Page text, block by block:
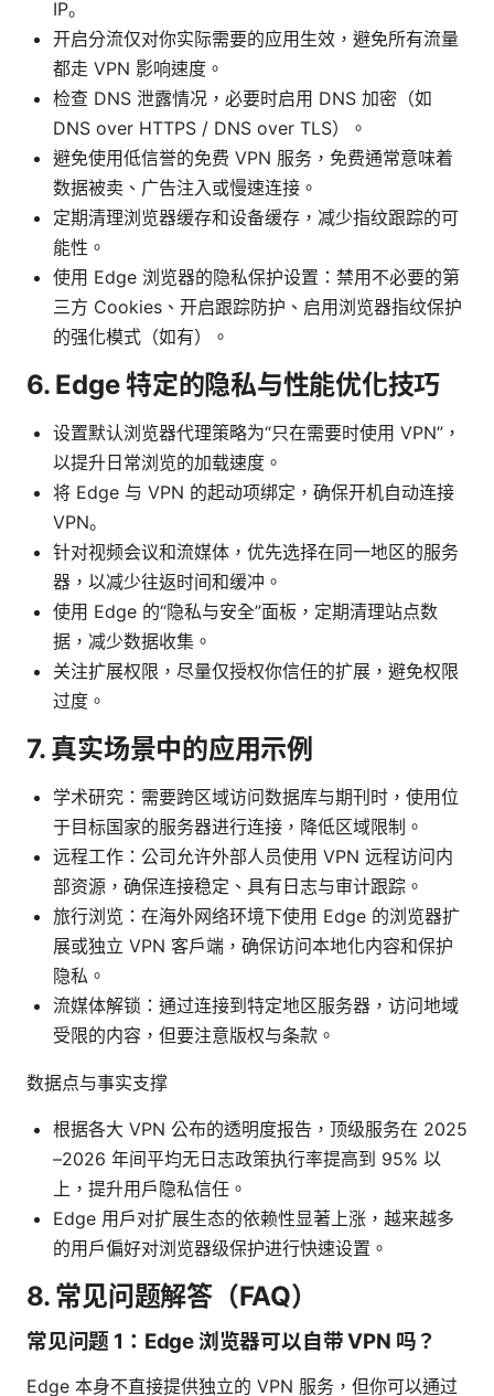
IP。
开启分流仅对你实际需要的应用生效，避免所有流量
都走 VPN 影响速度。
检查 DNS 泄露情况，必要时启用 DNS 加密（如
DNS over HTTPS / DNS over TLS）。
避免使用低信誉的免费 VPN 服务，免费通常意味着
数据被卖、广告注入或慢速连接。
定期清理浏览器缓存和设备缓存，减少指纹跟踪的可
能性。
使用 Edge 浏览器的隐私保护设置：禁用不必要的第
三方 Cookies、开启跟踪防护、启用浏览器指纹保护
的强化模式（如有）。
6. Edge 特定的隐私与性能优化技巧
设置默认浏览器代理策略为“只在需要时使用 VPN”，
以提升日常浏览的加载速度。
将 Edge 与 VPN 的起动项绑定，确保开机自动连接
VPN。
针对视频会议和流媒体，优先选择在同一地区的服务
器，以减少往返时间和缓冲。
使用 Edge 的“隐私与安全”面板，定期清理站点数
据，减少数据收集。
关注扩展权限，尽量仅授权你信任的扩展，避免权限
过度。
7. 真实场景中的应用示例
学术研究：需要跨区域访问数据库与期刊时，使用位
于目标国家的服务器进行连接，降低区域限制。
远程工作：公司允许外部人员使用 VPN 远程访问内
部资源，确保连接稳定、具有日志与审计跟踪。
旅行浏览：在海外网络环境下使用 Edge 的浏览器扩
展或独立 VPN 客户端，确保访问本地化内容和保护
隐私。
流媒体解锁：通过连接到特定地区服务器，访问地域
受限的内容，但要注意版权与条款。
数据点与事实支撑
根据各大 VPN 公布的透明度报告，顶级服务在 2025
–2026 年间平均无日志政策执行率提高到 95% 以
上，提升用户隐私信任。
Edge 用户对扩展生态的依赖性显著上涨，越来越多
的用户偏好对浏览器级保护进行快速设置。
8. 常见问题解答（FAQ）
常见问题 1：Edge 浏览器可以自带 VPN 吗？
Edge 本身不直接提供独立的 VPN 服务，但你可以通过